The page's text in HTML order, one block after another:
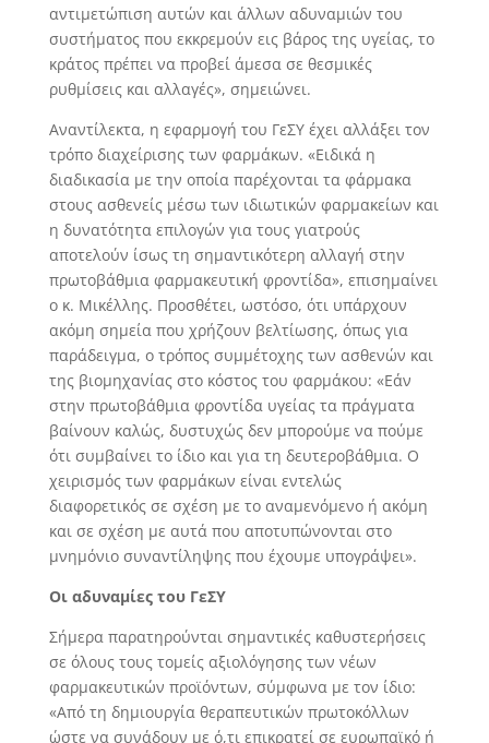
αντιμετώπιση αυτών και άλλων αδυναμιών του
συστήματος που εκκρεμούν εις βάρος της υγείας, το
κράτος πρέπει να προβεί άμεσα σε θεσμικές
ρυθμίσεις και αλλαγές», σημειώνει.
Αναντίλεκτα, η εφαρμογή του ΓεΣΥ έχει αλλάξει τον
τρόπο διαχείρισης των φαρμάκων. «Ειδικά η
διαδικασία με την οποία παρέχονται τα φάρμακα
στους ασθενείς μέσω των ιδιωτικών φαρμακείων και
η δυνατότητα επιλογών για τους γιατρούς
αποτελούν ίσως τη σημαντικότερη αλλαγή στην
πρωτοβάθμια φαρμακευτική φροντίδα», επισημαίνει
ο κ. Μικέλλης. Προσθέτει, ωστόσο, ότι υπάρχουν
ακόμη σημεία που χρήζουν βελτίωσης, όπως για
παράδειγμα, ο τρόπος συμμέτοχης των ασθενών και
της βιομηχανίας στο κόστος του φαρμάκου: «Εάν
στην πρωτοβάθμια φροντίδα υγείας τα πράγματα
βαίνουν καλώς, δυστυχώς δεν μπορούμε να πούμε
ότι συμβαίνει το ίδιο και για τη δευτεροβάθμια. Ο
χειρισμός των φαρμάκων είναι εντελώς
διαφορετικός σε σχέση με το αναμενόμενο ή ακόμη
και σε σχέση με αυτά που αποτυπώνονται στο
μνημόνιο συναντίληψης που έχουμε υπογράψει».
Οι αδυναμίες του ΓεΣΥ
Σήμερα παρατηρούνται σημαντικές καθυστερήσεις
σε όλους τους τομείς αξιολόγησης των νέων
φαρμακευτικών προϊόντων, σύμφωνα με τον ίδιο:
«Από τη δημιουργία θεραπευτικών πρωτοκόλλων
ώστε να συνάδουν με ό,τι επικρατεί σε ευρωπαϊκό ή